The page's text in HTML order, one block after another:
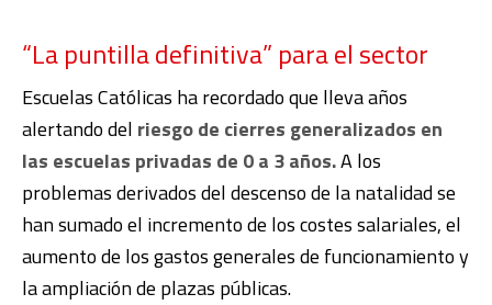
“La puntilla definitiva” para el sector
Escuelas Católicas ha recordado que lleva años
alertando del riesgo de cierres generalizados en
las escuelas privadas de 0 a 3 años.A los
problemas derivados del descenso de la natalidad se
han sumado el incremento de los costes salariales, el
aumento de los gastos generales de funcionamiento y
la ampliación de plazas públicas.